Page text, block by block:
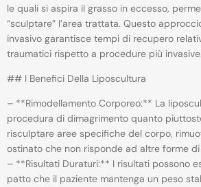
le quali si aspira il grasso in eccesso,
“sculptare” l’area trattata. Questo
invasivo garantisce tempi di recupero
traumatici rispetto a procedure più invasive.
## I Benefici Della Liposcultura
– **Rimodellamento Corporeo:** La
procedura di dimagrimento quanto
risculptare aree specifiche del corpo,
ostinato che non risponde ad altre forme
– **Risultati Duraturi:** I risultati possono
patto che il paziente mantenga un peso